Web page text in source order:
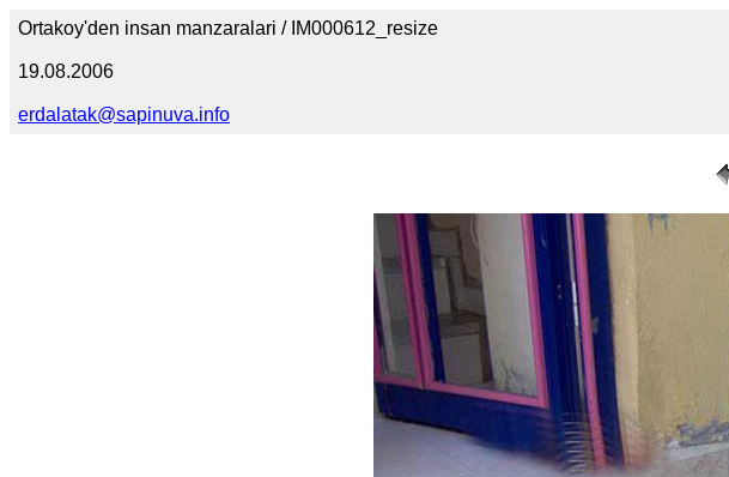
Ortakoy'den insan manzaralari / IM000612_resize
19.08.2006
erdalatak@sapinuva.info